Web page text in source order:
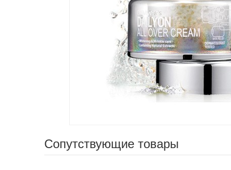
Сопутствующие товары